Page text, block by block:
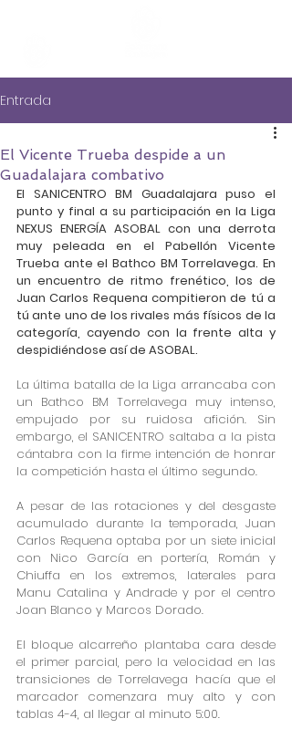
Entrada
El Vicente Trueba despide a un
Guadalajara combativo
El SANICENTRO BM Guadalajara puso el
punto y final a su participación en la Liga
NEXUS ENERGÍA ASOBAL con una derrota
muy peleada en el Pabellón Vicente
Trueba ante el Bathco BM Torrelavega. En
un encuentro de ritmo frenético, los de
Juan Carlos Requena compitieron de tú a
tú ante uno de los rivales más físicos de la
categoría, cayendo con la frente alta y
despidiéndose así de ASOBAL.
La última batalla de la Liga arrancaba con
un Bathco BM Torrelavega muy intenso,
empujado por su ruidosa afición. Sin
embargo, el SANICENTRO saltaba a la pista
cántabra con la firme intención de honrar
la competición hasta el último segundo.
A pesar de las rotaciones y del desgaste
acumulado durante la temporada, Juan
Carlos Requena optaba por un siete inicial
con Nico García en portería, Román y
Chiuffa en los extremos, laterales para
Manu Catalina y Andrade y por el centro
Joan Blanco y Marcos Dorado.
El bloque alcarreño plantaba cara desde
el primer parcial, pero la velocidad en las
transiciones de Torrelavega hacía que el
marcador comenzara muy alto y con
tablas 4-4, al llegar al minuto 5:00.